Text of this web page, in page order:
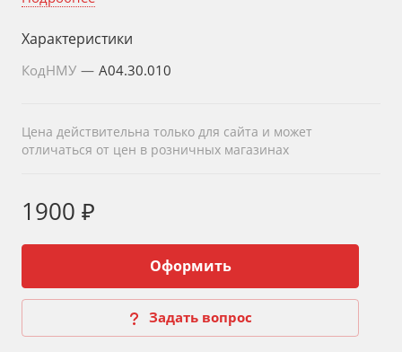
Характеристики
КодНМУ — A04.30.010
Цена действительна только для сайта и может
отличаться от цен в розничных магазинах
1900 ₽
Оформить
Задать вопрос